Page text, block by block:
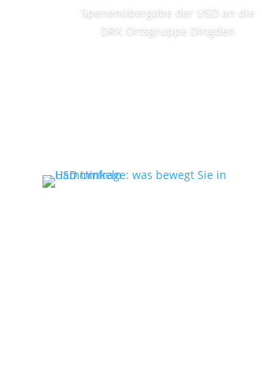
Spenenübergabe der USD an die
DRK Ortsgruppe Dingden